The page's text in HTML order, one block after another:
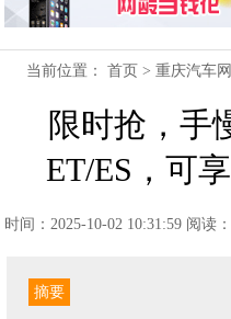
当前位置：首页 >重庆汽车网
限时抢，手
ET/ES，可
时间：2025-10-02 10:31:59 阅读
摘要